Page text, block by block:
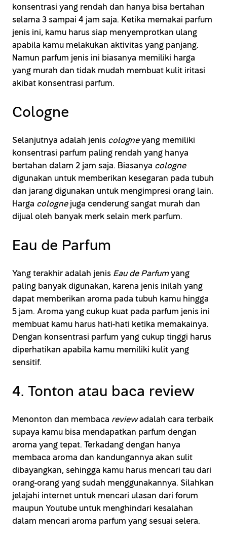
konsentrasi yang rendah dan hanya bisa bertahan
selama 3 sampai 4 jam saja. Ketika memakai parfum
jenis ini, kamu harus siap menyemprotkan ulang
apabila kamu melakukan aktivitas yang panjang.
Namun parfum jenis ini biasanya memiliki harga
yang murah dan tidak mudah membuat kulit iritasi
akibat konsentrasi parfum.
Cologne
Selanjutnya adalah jenis cologneyang memiliki
konsentrasi parfum paling rendah yang hanya
bertahan dalam 2 jam saja. Biasanya cologne
digunakan untuk memberikan kesegaran pada tubuh
dan jarang digunakan untuk mengimpresi orang lain.
Harga colognejuga cenderung sangat murah dan
dijual oleh banyak merk selain merk parfum.
Eau de Parfum
Yang terakhir adalah jenis Eau de Parfumyang
paling banyak digunakan, karena jenis inilah yang
dapat memberikan aroma pada tubuh kamu hingga
5 jam. Aroma yang cukup kuat pada parfum jenis ini
membuat kamu harus hati-hati ketika memakainya.
Dengan konsentrasi parfum yang cukup tinggi harus
diperhatikan apabila kamu memiliki kulit yang
sensitif.
4. Tonton atau baca review
Menonton dan membaca reviewadalah cara terbaik
supaya kamu bisa mendapatkan parfum dengan
aroma yang tepat. Terkadang dengan hanya
membaca aroma dan kandungannya akan sulit
dibayangkan, sehingga kamu harus mencari tau dari
orang-orang yang sudah menggunakannya. Silahkan
jelajahi internet untuk mencari ulasan dari forum
maupun Youtube untuk menghindari kesalahan
dalam mencari aroma parfum yang sesuai selera.